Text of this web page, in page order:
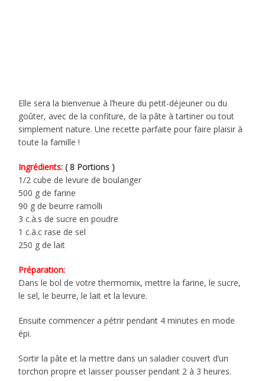
Elle sera la bienvenue à l’heure du petit-déjeuner ou du
goûter, avec de la confiture, de la pâte à tartiner ou tout
simplement nature. Une recette parfaite pour faire plaisir à
toute la famille !
Ingrédients: ( 8 Portions )
1/2 cube de levure de boulanger
500 g de farine
90 g de beurre ramolli
3 c.à.s de sucre en poudre
1 c.à.c rase de sel
250 g de lait
Préparation:
Dans le bol de votre thermomix, mettre la farine, le sucre,
le sel, le beurre, le lait et la levure.
Ensuite commencer a pétrir pendant 4 minutes en mode
épi.
Sortir la pâte et la mettre dans un saladier couvert d’un
torchon propre et laisser pousser pendant 2 à 3 heures.